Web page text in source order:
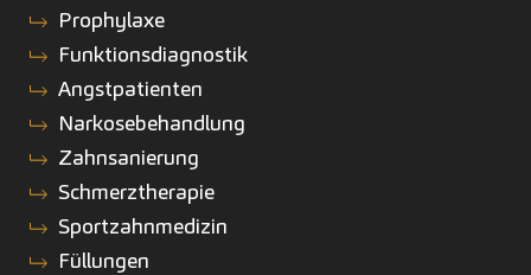
Prophylaxe
Funktionsdiagnostik
Angstpatienten
Narkosebehandlung
Zahnsanierung
Schmerztherapie
Sportzahnmedizin
Füllungen